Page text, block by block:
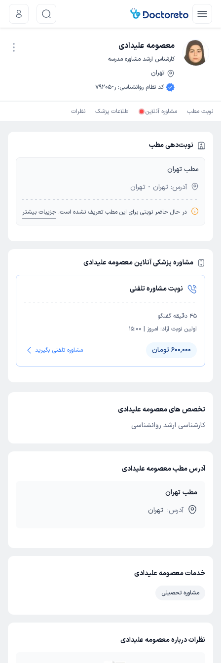
معصومه علیدادی
کارشناس ارشد مشاوره مدرسه
تهران
کد نظام روانشناسی: ر-79205
نوبت مطب مشاوره آنلاین اطلاعات پزشک نظرات
نوبت‌دهی مطب
مطب تهران
آدرس: تهران - تهران
در حال حاضر نوبتی برای این مطب تعریف نشده است. جزییات بیشتر
مشاوره پزشکی آنلاین معصومه علیدادی
نوبت مشاوره تلفنی
45 دقیقه گفتگو
اولین نوبت آزاد: امروز |
15:00
600,000 تومان مشاوره تلفنی بگیرید
تخصص های معصومه علیدادی
کارشناسی ارشد روانشناسی
آدرس مطب معصومه علیدادی
مطب تهران
آدرس: تهران
خدمات معصومه علیدادی
مشاوره تحصیلی
نظرات درباره معصومه علیدادی